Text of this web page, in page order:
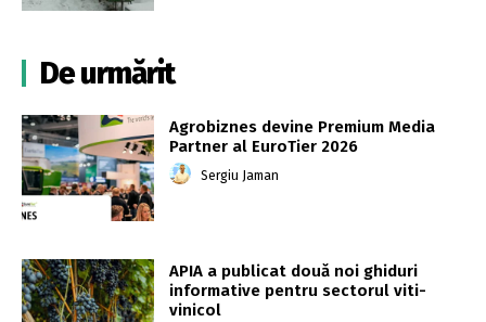
De urmărit
Agrobiznes devine Premium Media
Partner al EuroTier 2026
Sergiu Jaman
APIA a publicat două noi ghiduri
informative pentru sectorul viti-
vinicol